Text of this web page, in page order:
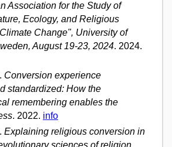
Association for the Study of
Ecology, and Religious
Change", University of
August 19-23, 2024. 2024.
Conversion experience
standardized: How the
remembering enables the
. 2022. info
Explaining religious conversion in
sciences of religion